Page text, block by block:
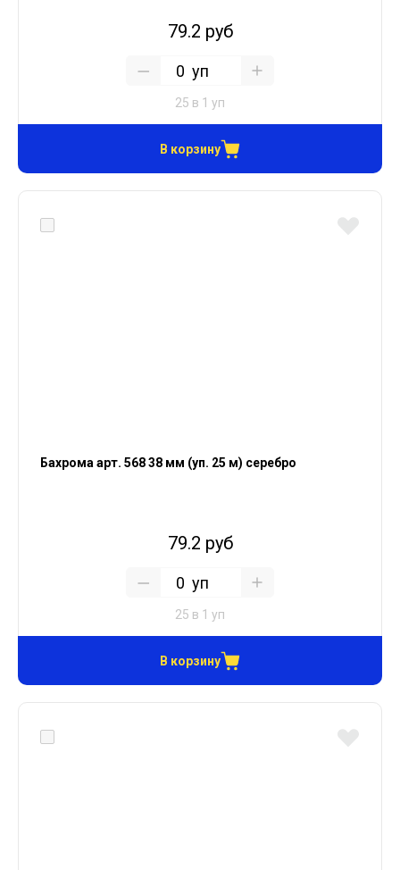
79.2 руб
уп
25 в 1 уп
В корзину
Бахрома арт. 568 38 мм (уп. 25 м) серебро
79.2 руб
уп
25 в 1 уп
В корзину